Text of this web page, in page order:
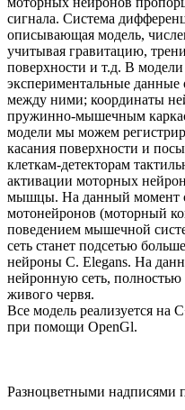
сигнала. Система
описывающая модель,
учитывая гравитацию,
поверхности и т.д. В
экспериментальные данные
между ними; координаты
пружинно-мышечным
модели мы можем
касания поверхности и
клеткам-детекторам
активации моторных
мышцы. На данный момент
мотонейронов (моторный
поведением мышечной
сеть станет подсетью
нейроны C. Elegans. На
нейронную сеть,
живого червя.
Все модель реализуется на
при помощи OpenGl.
Разноцветными надписями